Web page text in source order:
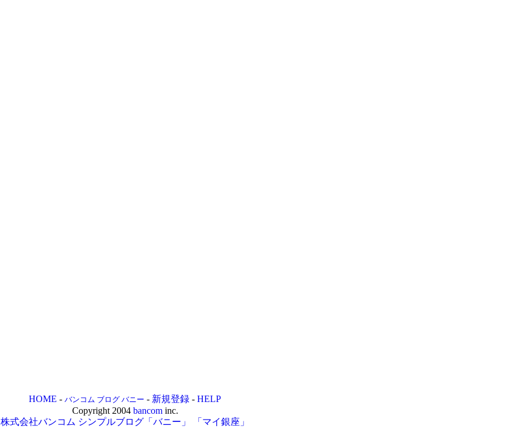
HOME - バンコム ブログ バニー - 新規登録 - HELP
Copyright 2004 bancominc.
株式会社バンコム シンプルブログ「バニー」 「マイ銀座」